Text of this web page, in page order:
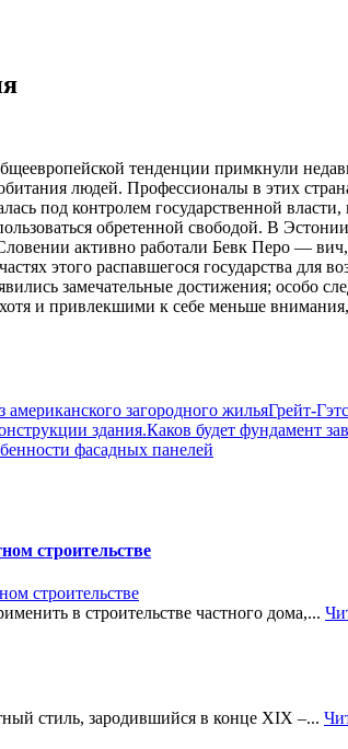
тенденции примкнули
людей. Профессионалы в этих
под контролем государственной
обретенной свободой. В
активно работали Бевк Перо —
этого распавшегося государства для
замечательные достижения;
и привлекшими к себе меньше
Грейт-
Каков будет фундамент
фасадных панелей
строительстве
в строительстве частного дома,...
стиль, зародившийся в конце XIX –...